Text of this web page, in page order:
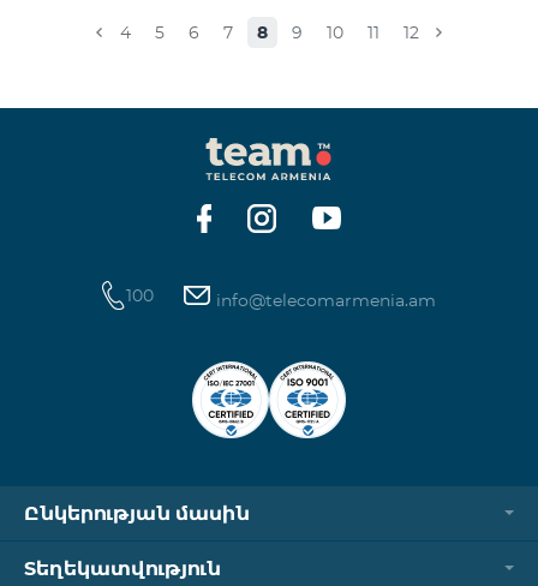
4 5 6 7 8 9 10 11 12
100 info@telecomarmenia.am
Ընկերության մասին
Տեղեկատվություն